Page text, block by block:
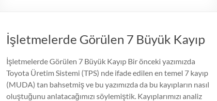
maliyetleri
İşletmelerde Görülen 7 Büyük Kayıp
İşletmelerde Görülen 7 Büyük Kayıp Bir önceki yazımızda
Toyota Üretim Sistemi (TPS) nde ifade edilen en temel 7 kayıp
(MUDA) tan bahsetmiş ve bu yazımızda da bu kayıpların nasıl
oluştuğunu anlatacağımızı söylemiştik. Kayıplarımızı analiz